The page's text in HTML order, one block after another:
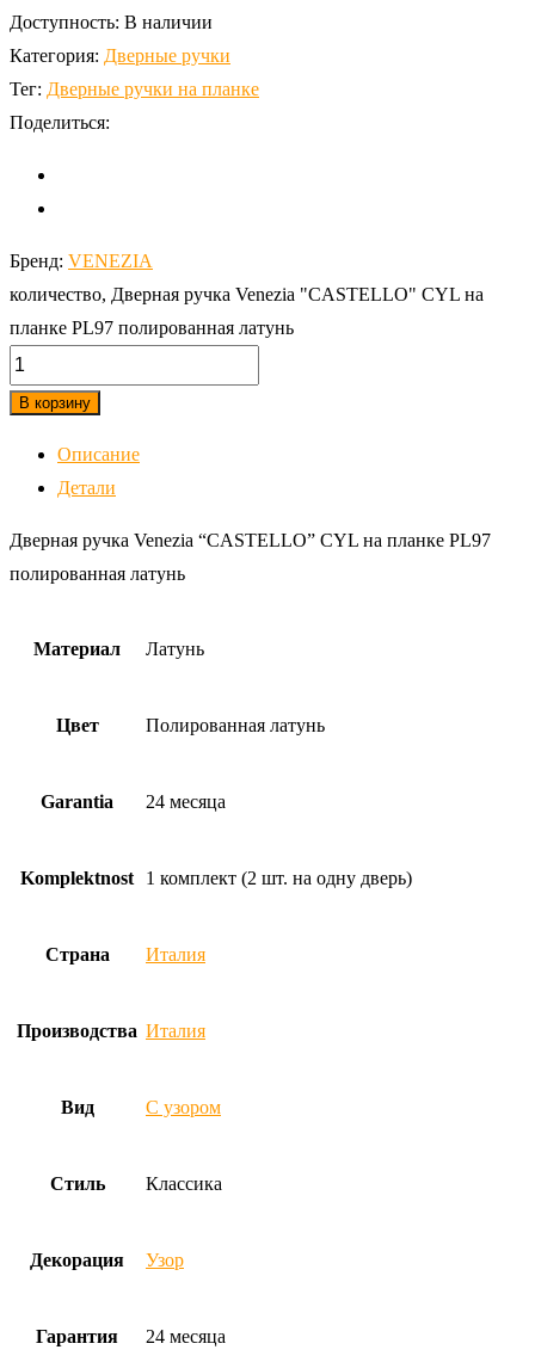
Доступность: В наличии
Категория: Дверные ручки
Тег: Дверные ручки на планке
Поделиться:
Бренд: VENEZIA
количество, Дверная ручка Venezia "CASTELLO" CYL на
планке PL97 полированная латунь
В корзину
Описание
Детали
Дверная ручка Venezia “CASTELLO” CYL на планке PL97
полированная латунь
Материал Латунь
Цвет Полированная латунь
Garantia 24 месяца
Komplektnost 1 комплект (2 шт. на одну дверь)
Страна Италия
Производства Италия
Вид С узором
Стиль Классика
Декорация Узор
Гарантия 24 месяца